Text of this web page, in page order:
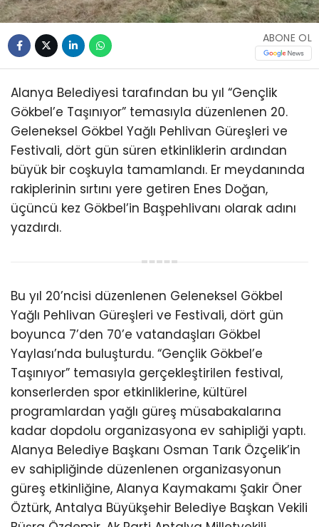
ABONE OL
Alanya Belediyesi tarafından bu yıl “Gençlik
Gökbel’e Taşınıyor” temasıyla düzenlenen 20.
Geleneksel Gökbel Yağlı Pehlivan Güreşleri ve
Festivali, dört gün süren etkinliklerin ardından
büyük bir coşkuyla tamamlandı. Er meydanında
rakiplerinin sırtını yere getiren Enes Doğan,
üçüncü kez Gökbel’in Başpehlivanı olarak adını
yazdırdı.
Bu yıl 20’ncisi düzenlenen Geleneksel Gökbel
Yağlı Pehlivan Güreşleri ve Festivali, dört gün
boyunca 7’den 70’e vatandaşları Gökbel
Yaylası’nda buluşturdu. “Gençlik Gökbel’e
Taşınıyor” temasıyla gerçekleştirilen festival,
konserlerden spor etkinliklerine, kültürel
programlardan yağlı güreş müsabakalarına
kadar dopdolu organizasyona ev sahipliği yaptı.
Alanya Belediye Başkanı Osman Tarık Özçelik’in
ev sahipliğinde düzenlenen organizasyonun
güreş etkinliğine, Alanya Kaymakamı Şakir Öner
Öztürk, Antalya Büyükşehir Belediye Başkan Vekili